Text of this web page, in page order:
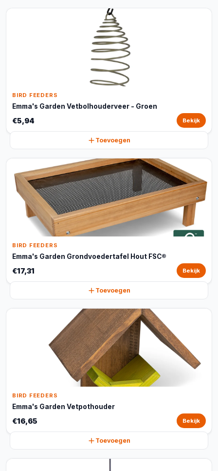
BIRD FEEDERS
Emma's Garden Vetbolhouderveer - Groen
€5,94 Bekijk
Toevoegen
BIRD FEEDERS
Emma's Garden Grondvoedertafel Hout FSC®
€17,31 Bekijk
Toevoegen
BIRD FEEDERS
Emma's Garden Vetpothouder
€16,65 Bekijk
Toevoegen